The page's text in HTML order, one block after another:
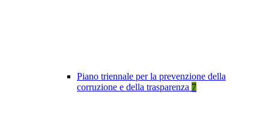
Piano triennale per la prevenzione della
corruzione e della trasparenza 7